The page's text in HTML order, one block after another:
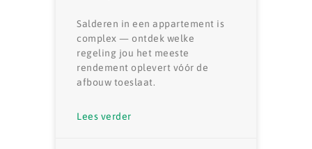
Salderen in een appartement is
complex — ontdek welke
regeling jou het meeste
rendement oplevert vóór de
afbouw toeslaat.
Lees verder